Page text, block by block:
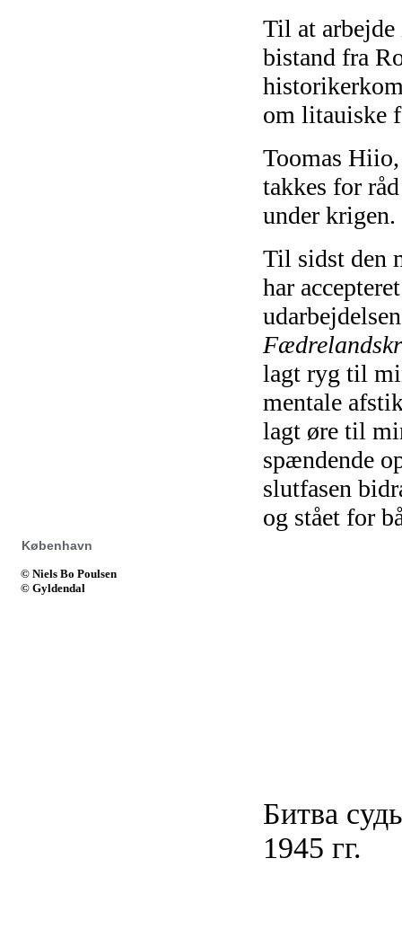
Til at
bistand fra
om litauiske
Toomas
takkes for
under krigen.
Til sidst den
har
lagt ryg til
mentale
lagt øre til
spændende
slutfasen
og stået for
København
© Niels Bo Poulsen
© Gyldendal
Битва
1945 гг.